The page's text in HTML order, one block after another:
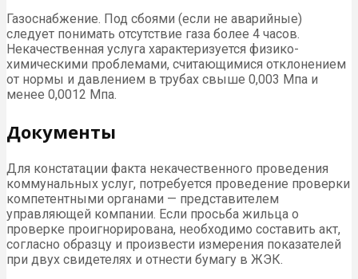
Газоснабжение. Под сбоями (если не аварийные)
следует понимать отсутствие газа более 4 часов.
Некачественная услуга характеризуется физико-
химическими проблемами, считающимися отклонением
от нормы и давлением в трубах свыше 0,003 Мпа и
менее 0,0012 Мпа.
Документы
Для констатации факта некачественного проведения
коммунальных услуг, потребуется проведение проверки
компетентными органами — представителем
управляющей компании. Если просьба жильца о
проверке проигнорирована, необходимо составить акт,
согласно образцу и произвести измерения показателей
при двух свидетелях и отнести бумагу в ЖЭК.